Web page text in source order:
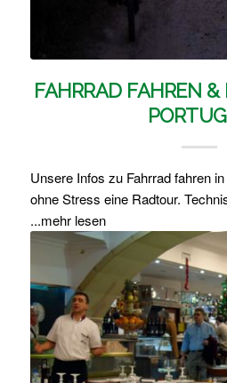
FAHRRAD FAHREN
Unsere Infos zu Fahrrad fahren
ohne Stress eine Radtour.
...mehr lesen